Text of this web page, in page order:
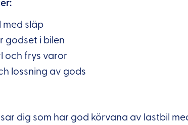
med släp
godset i bilen
och frys varor
lossning av gods
dig som har god körvana av lastbil